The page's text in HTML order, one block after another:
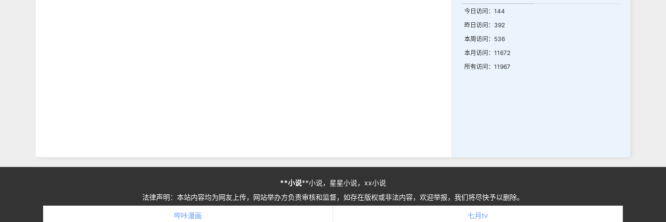
今日访问：144
昨日访问：392
本周访问：536
本月访问：11672
所有访问：11967
**小说**小说，星星小说，xx小说
法律声明：本站内容均为网友上传，网站举办方负责审核和监督，如存在版权或非法内容，欢迎举报，我们将尽快予以删除。
哔咔漫画 七月tv